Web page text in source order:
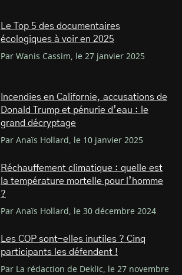
Le Top 5 des documentaires
écologiques à voir en 2025
Par Wanis Cassim, le 27 janvier 2025
Incendies en Californie, accusations de
Donald Trump et pénurie d’eau : le
grand décryptage
Par Anaïs Hollard, le 10 janvier 2025
Réchauffement climatique : quelle est
la température mortelle pour l’homme
?
Par Anaïs Hollard, le 30 décembre 2024
Les COP sont-elles inutiles ? Cinq
participants les défendent !
Par La rédaction de Deklic, le 27 novembre